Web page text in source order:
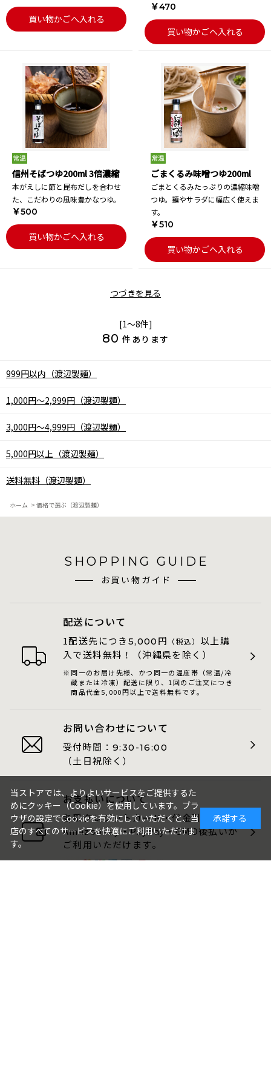
買い物かごへ入れる
￥470
買い物かごへ入れる
信州そばつゆ200ml 3倍濃縮
本がえしに節と昆布だしを合わせ
た、こだわりの風味豊かなつゆ。
￥500
買い物かごへ入れる
ごまくるみ味噌つゆ200ml
ごまとくるみたっぷりの濃縮味噌
つゆ。麺やサラダに幅広く使えま
す。
￥510
買い物かごへ入れる
つづきを見る
[1～8件]
80 件あります
999円以内（渡辺製麺）
1,000円～2,999円（渡辺製麺）
3,000円～4,999円（渡辺製麺）
5,000円以上（渡辺製麺）
送料無料（渡辺製麺）
ホーム > 価格で選ぶ（渡辺製麺）
SHOPPING GUIDE
お買い物ガイド
配送について
1配送先につき 5,000 円 （税込） 以上購
入で送料無料！（沖縄県を除く）
同一のお届け先様、かつ同一の温度帯（常温/冷
蔵または冷凍）配送に限り、1回のご注文につき
商品代金5,000円以上で送料無料です。
お問い合わせについて
受付時間： 9:30-16:00
（土日祝除く）
お支払いについて
各種クレジットカード・代金引換・
AmazonPay・PayPay・GMO後払いが
ご利用いただけます。
当ストアでは、よりよいサービスをご提供するた
めにクッキー（Cookie）を使用しています。ブラ
ウザの設定でCookieを有効にしていただくと、当
店のすべてのサービスを快適にご利用いただけま
す。
承諾する